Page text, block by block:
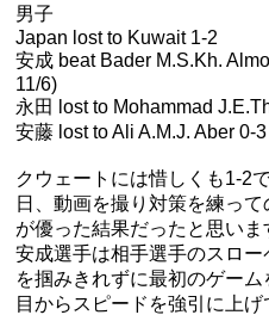
男子
Japan lost to Kuwait 1-2
安成 beat Bader M.S.Kh.
11/6)
永田 lost to Mohammad
安藤 lost to Ali A.M.J. Aber 0-
クウェートには惜しくも1-2
日、動画を撮り対策を練っ
が優った結果だったと思いま
安成選手は相手選手のスロ
を掴みきれずに最初のゲー
目からスピードを強引に上